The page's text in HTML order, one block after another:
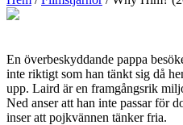
En överbeskyddande pappa
inte riktigt som han tänkt sig då
upp. Laird är en framgångsrik
Ned anser att han inte passar för
inser att pojkvännen tänker fria.